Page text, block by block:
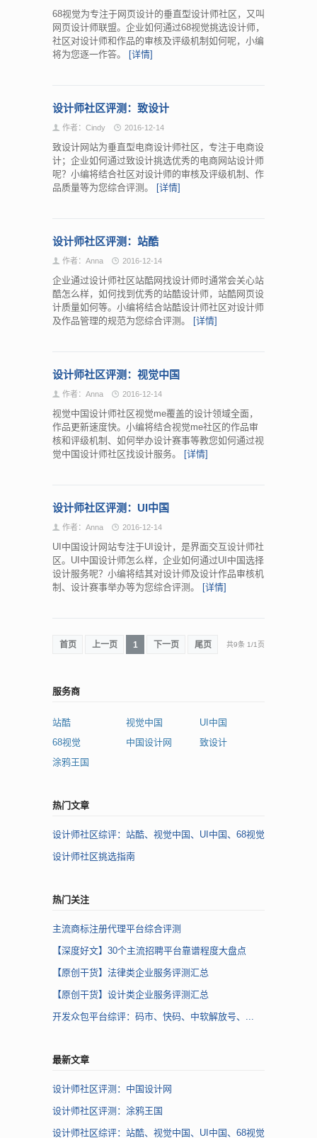
68视觉为专注于网页设计的垂直型设计师社区，又叫
网页设计师联盟。企业如何通过68视觉挑选设计师，
社区对设计师和作品的审核及评级机制如何呢，小编
将为您逐一作答。
[详情]
设计师社区评测：致设计
作者：Cindy 2016-12-14
致设计网站为垂直型电商设计师社区，专注于电商设
计；企业如何通过致设计挑选优秀的电商网站设计师
呢？小编将结合社区对设计师的审核及评级机制、作
品质量等为您综合评测。
[详情]
设计师社区评测：站酷
作者：Anna 2016-12-14
企业通过设计师社区站酷网找设计师时通常会关心站
酷怎么样，如何找到优秀的站酷设计师，站酷网页设
计质量如何等。小编将结合站酷设计师社区对设计师
及作品管理的规范为您综合评测。
[详情]
设计师社区评测：视觉中国
作者：Anna 2016-12-14
视觉中国设计师社区视觉me覆盖的设计领域全面，
作品更新速度快。小编将结合视觉me社区的作品审
核和评级机制、如何举办设计赛事等教您如何通过视
觉中国设计师社区找设计服务。
[详情]
设计师社区评测：UI中国
作者：Anna 2016-12-14
UI中国设计网站专注于UI设计，是界面交互设计师社
区。UI中国设计师怎么样，企业如何通过UI中国选择
设计服务呢？小编将结其对设计师及设计作品审核机
制、设计赛事举办等为您综合评测。
[详情]
首页 上一页 1 下一页 尾页 共9条 1/1页
服务商
站酷 视觉中国
UI中国
68视觉
中国设计网
致设计
涂鸦王国
热门文章
设计师社区综评：站酷、视觉中国、UI中国、68视觉
设计师社区挑选指南
热门关注
主流商标注册代理平台综合评测
【深度好文】30个主流招聘平台靠谱程度大盘点
【原创干货】法律类企业服务评测汇总
【原创干货】设计类企业服务评测汇总
开发众包平台综评：码市、快码、中软解放号、...
最新文章
设计师社区评测：中国设计网
设计师社区评测：涂鸦王国
设计师社区综评：站酷、视觉中国、UI中国、68视觉